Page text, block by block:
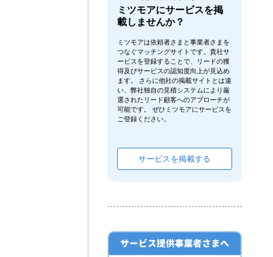
ミツモアにサービスを掲
載しませんか？
ミツモアは依頼者さまと事業者さまを
つなぐマッチングサイトです。貴社サ
ービスを登録することで、リードの獲
得及びサービスの認知度向上が見込め
ます。 さらに他社の掲載サイトとは違
い、弊社独自の見積システムにより厳
選されたリード顧客へのアプローチが
可能です。 ぜひミツモアにサービスを
ご登録ください。
サービスを掲載する